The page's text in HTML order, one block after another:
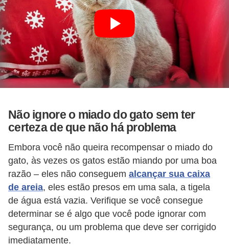
Não ignore o miado do gato sem ter
certeza de que não há problema
Embora você não queira recompensar o miado do
gato, às vezes os gatos estão miando por uma boa
razão – eles não conseguem alcançar sua caixa
de areia, eles estão presos em uma sala, a tigela
de água está vazia. Verifique se você consegue
determinar se é algo que você pode ignorar com
segurança, ou um problema que deve ser corrigido
imediatamente.
e
a
n
f
í
o
P
r
o
d
u
t